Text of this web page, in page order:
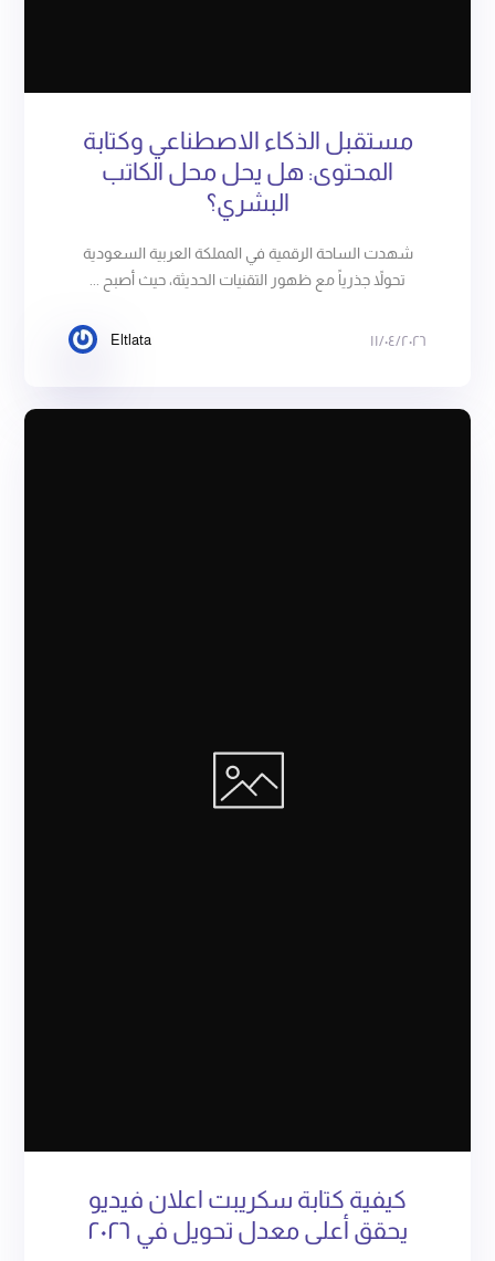
مستقبل الذكاء الاصطناعي وكتابة
المحتوى: هل يحل محل الكاتب
البشري؟
Eltlata ١١/٠٤/٢٠٢٦
شهدت الساحة الرقمية في المملكة العربية السعودية
تحولاً جذرياً مع ظهور التقنيات الحديثة، حيث أصبح ...
كيفية كتابة سكريبت اعلان فيديو
يحقق أعلى معدل تحويل في ٢٠٢٦